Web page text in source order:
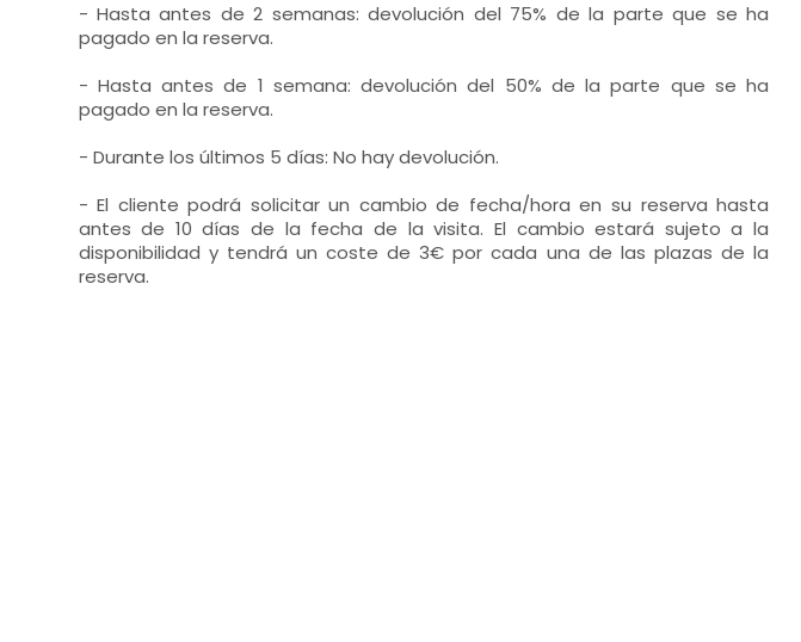
- Hasta antes de 2 semanas: devolución del 75% de la parte que se ha
pagado en la reserva.
- Hasta antes de 1 semana: devolución del 50% de la parte que se ha
pagado en la reserva.
- Durante los últimos 5 días: No hay devolución.
- El cliente podrá solicitar un cambio de fecha/hora en su reserva hasta
antes de 10 días de la fecha de la visita. El cambio estará sujeto a la
disponibilidad y tendrá un coste de 3€ por cada una de las plazas de la
reserva.